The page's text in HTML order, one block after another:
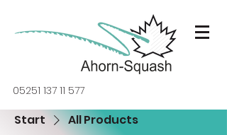
05251 137 11 577
Start All Products